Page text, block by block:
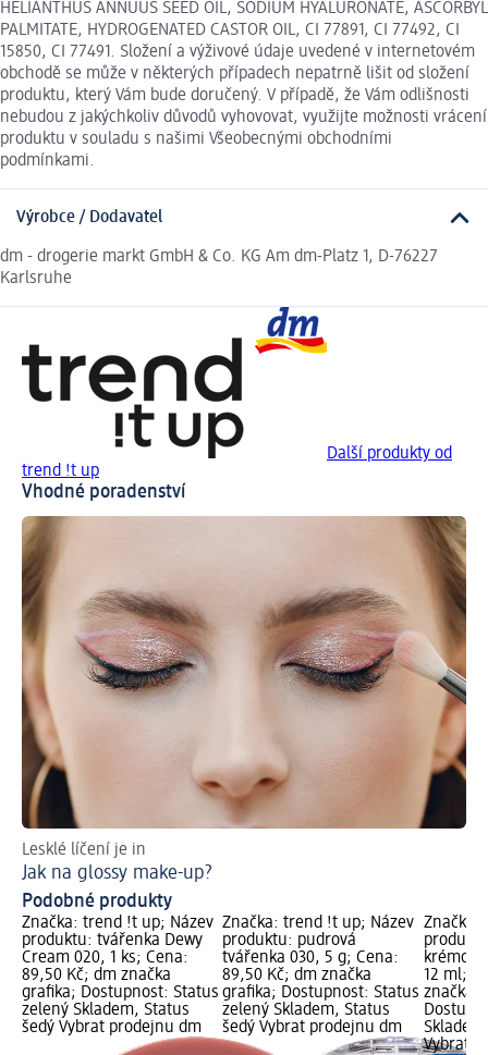
HELIANTHUS ANNUUS SEED OIL, SODIUM HYALURONATE, ASCORBYL
PALMITATE, HYDROGENATED CASTOR OIL, CI 77891, CI 77492, CI
15850, CI 77491. Složení a výživové údaje uvedené v internetovém
obchodě se může v některých případech nepatrně lišit od složení
produktu, který Vám bude doručený. V případě, že Vám odlišnosti
nebudou z jakýchkoliv důvodů vyhovovat, využijte možnosti vrácení
produktu v souladu s našimi Všeobecnými obchodními
podmínkami.
Výrobce / Dodavatel
dm - drogerie markt GmbH & Co. KG Am dm-Platz 1, D-76227
Karlsruhe
Další produkty od
trend !t up
Vhodné poradenství
Lesklé líčení je in
Jak na glossy make-up?
Podobné produkty
Značka: trend !t up; Název
produktu: tvářenka Dewy
Cream 020, 1 ks; Cena:
89,50 Kč; dm značka
grafika; Dostupnost: Status
zelený Skladem, Status
šedý Vybrat prodejnu dm
Značka: trend !t up; Název
produktu: pudrová
tvářenka 030, 5 g; Cena:
89,50 Kč; dm značka
grafika; Dostupnost: Status
zelený Skladem, Status
šedý Vybrat prodejnu dm
Značka:
12 ml;
značka
Vybrat